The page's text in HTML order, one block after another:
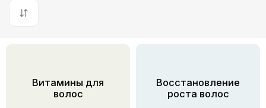
По умолчанию
Витамины для
волос
Восстановление
роста волос